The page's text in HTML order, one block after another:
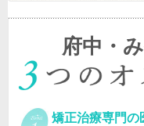
府中・
矯正治療専門の